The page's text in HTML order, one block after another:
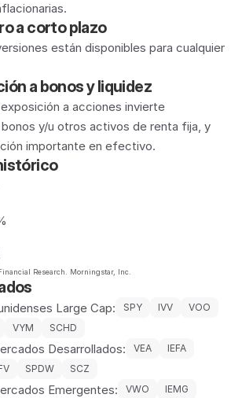
a corto plazo
están disponibles para cualquier
a bonos y liquidez
a acciones invierte
y/u otros activos de renta fija, y
importante en efectivo.
Research. Morningstar, Inc.
Large Cap: SPY IVV
VOO
VYM SCHD
Desarrollados: VEA
IEFA
SPDW SCZ
Emergentes: VWO
IEMG